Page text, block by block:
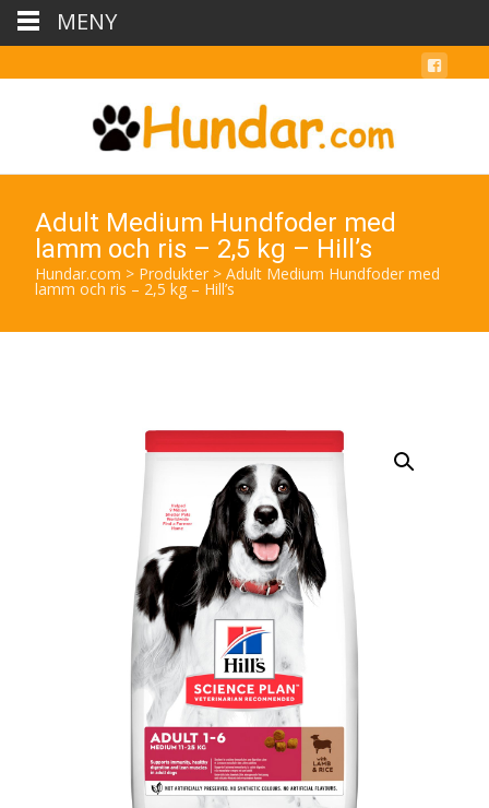
Adult Medium Hundfoder med
lamm och ris – 2,5 kg – Hill’s
Hundar.com > Produkter > Adult Medium Hundfoder med
lamm och ris – 2,5 kg – Hill’s
MENY